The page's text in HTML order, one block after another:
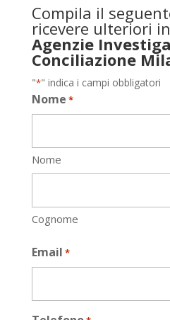
Compila il
ricevere ulteriori
Agenzie
Conciliazione
"*" indica i campi obbligatori
Nome *
Nome
Cognome
Email *